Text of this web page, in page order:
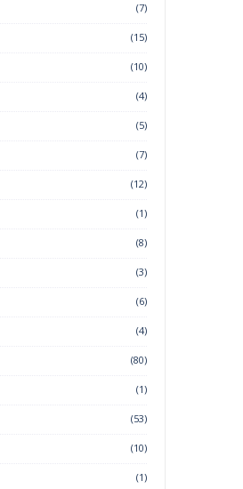
(7)
(15)
(10)
(4)
(5)
(7)
(12)
(1)
(8)
(3)
(6)
(4)
(80)
(1)
(53)
(10)
(1)